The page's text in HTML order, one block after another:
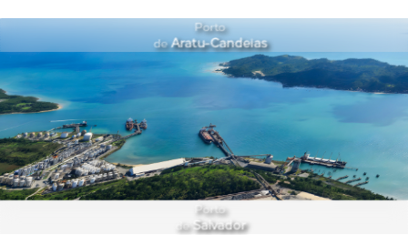
Porto
deAratu-Candeias
Porto
deSalvador